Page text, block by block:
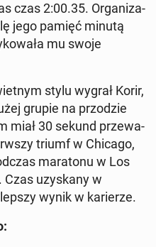
czas 2:00.35. Or­ga­ni­za­
jego pamięć minutą
mu swoje
stylu wygrał Korir,
grupie na przodzie
miał 30 sekund przewa­
triumf w Chicago,
mara­tonu w Los
Czas uzyskany w
wynik w kari­erze.